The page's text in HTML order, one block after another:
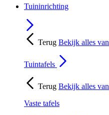
Tuininrichting
Terug Bekijk alles van
Tuintafels
Terug Bekijk alles van
Vaste tafels